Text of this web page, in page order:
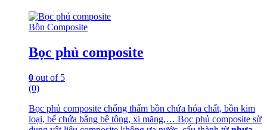
Bồn Composite
Bọc phủ composite
0 out of 5
(0)
Bọc phủ composite chống thấm bồn chứa hóa chất, bồn kim
loại, bể chứa bằng bê tông, xi măng,… Bọc phủ composite sử